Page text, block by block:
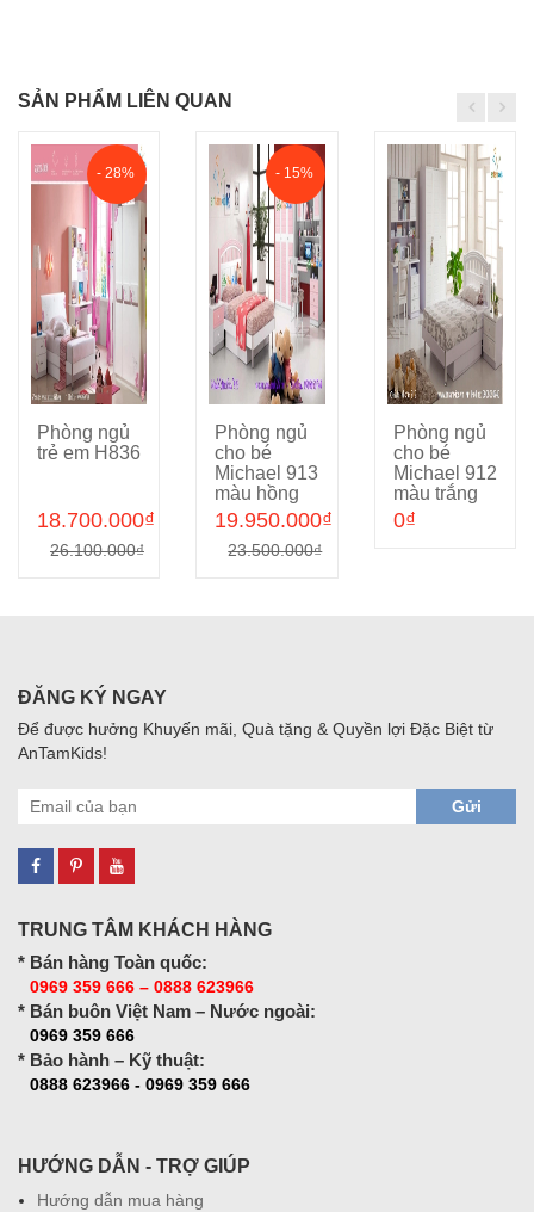
SẢN PHẨM LIÊN QUAN
Cho vào giỏ hàng
- 28%
Phòng ngủ
trẻ em H836
18.700.000₫
26.100.000₫
Cho vào giỏ hàng
- 15%
Phòng ngủ
cho bé
Michael 913
màu hồng
19.950.000₫
23.500.000₫
Cho vào giỏ hàng
Phòng ngủ
cho bé
Michael 912
màu trắng
0₫
ĐĂNG KÝ NGAY
Để được hưởng Khuyến mãi, Quà tặng & Quyền lợi Đặc Biệt từ
AnTamKids!
Gửi
TRUNG TÂM KHÁCH HÀNG
* Bán hàng Toàn quốc:
0969 359 666 – 0888 623966
* Bán buôn Việt Nam – Nước ngoài:
0969 359 666
* Bảo hành – Kỹ thuật:
0888 623966 - 0969 359 666
HƯỚNG DẪN - TRỢ GIÚP
Hướng dẫn mua hàng